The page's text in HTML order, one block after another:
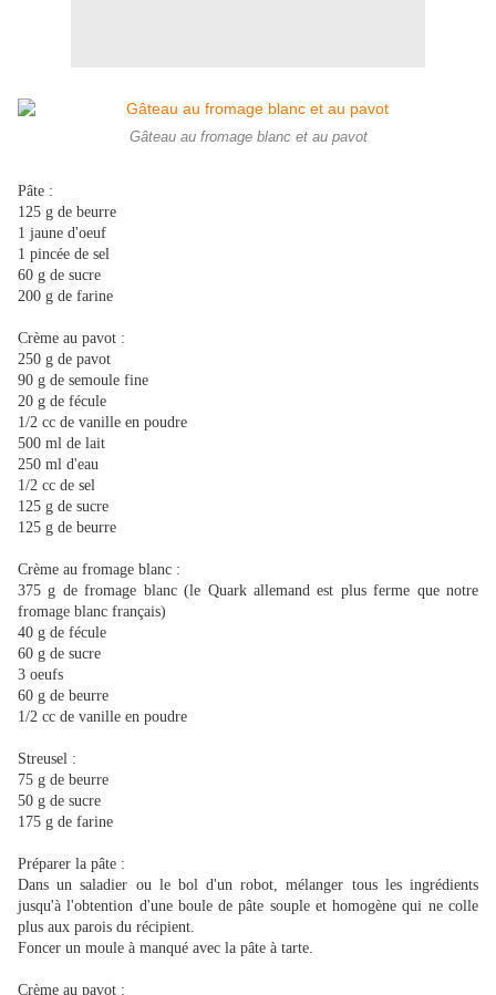
Gâteau au fromage blanc et au pavot
Pâte :
125 g de beurre
1 jaune d'oeuf
1 pincée de sel
60 g de sucre
200 g de farine
Crème au pavot :
250 g de pavot
90 g de semoule fine
20 g de fécule
1/2 cc de vanille en poudre
500 ml de lait
250 ml d'eau
1/2 cc de sel
125 g de sucre
125 g de beurre
Crème au fromage blanc :
375 g de fromage blanc (le Quark allemand est plus ferme que notre
fromage blanc français)
40 g de fécule
60 g de sucre
3 oeufs
60 g de beurre
1/2 cc de vanille en poudre
Streusel :
75 g de beurre
50 g de sucre
175 g de farine
Préparer la pâte :
Dans un saladier ou le bol d'un robot, mélanger tous les ingrédients
jusqu'à l'obtention d'une boule de pâte souple et homogène qui ne colle
plus aux parois du récipient.
Foncer un moule à manqué avec la pâte à tarte.
Crème au pavot :